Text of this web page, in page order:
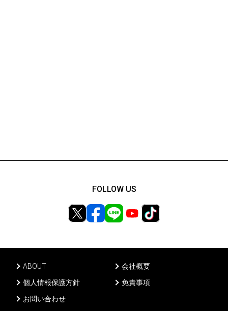
ABOUT
会社概要
個人情報保護方針
免責事項
お問い合わせ
FOLLOW US